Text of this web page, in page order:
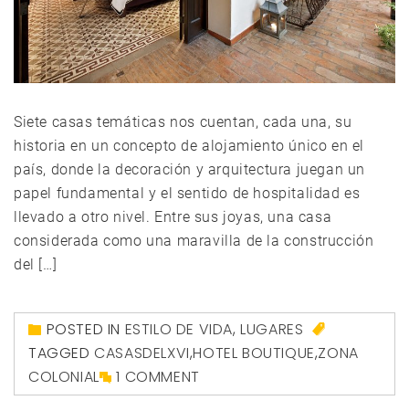
Siete casas temáticas nos cuentan, cada una, su
historia en un concepto de alojamiento único en el
país, donde la decoración y arquitectura juegan un
papel fundamental y el sentido de hospitalidad es
llevado a otro nivel. Entre sus joyas, una casa
considerada como una maravilla de la construcción
del […]
POSTED IN ESTILO DE VIDA,LUGARES
TAGGEDCASASDELXVI,HOTEL BOUTIQUE,ZONA
COLONIAL
1 COMMENT